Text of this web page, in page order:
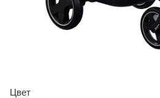
Цвет